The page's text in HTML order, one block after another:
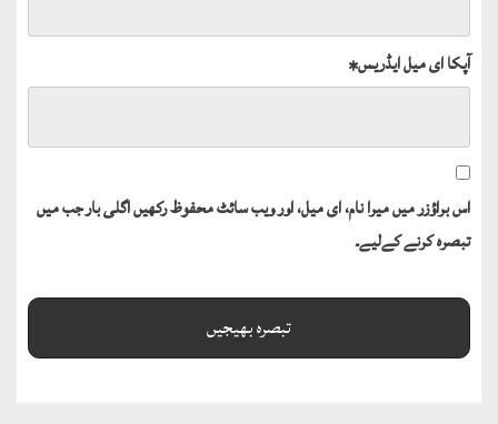
آپکا ای میل ایڈریس*
اس براؤزر میں میرا نام، ای میل، اور ویب سائٹ محفوظ رکھیں اگلی بار جب میں
تبصرہ کرنے کےلیے۔